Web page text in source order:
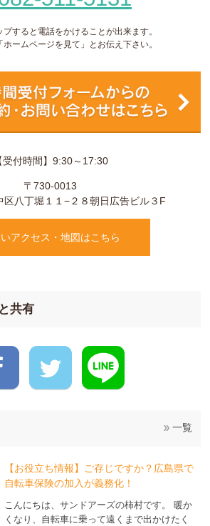
すると電話をかけることが出来ます。
ホームページを見て」とお伝え下さい。
受付時間】9:30～17:30
〒730-0013
区八丁堀１１−２８朝日広告ビル３F
アクセス・地図はこちら
共有
一覧
【お役立ち情報】ご存じですか？広島県で
自転車保険の加入が義務化！
こんにちは、サンドアーズの柿村です。 暖か
くなり、自転車に乗って遠くまで出かけたく